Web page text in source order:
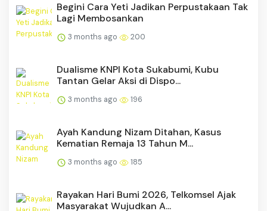
Begini Cara Yeti Jadikan Perpustakaan Tak
Lagi Membosankan
3 months ago 200
Dualisme KNPI Kota Sukabumi, Kubu
Tantan Gelar Aksi di Dispo...
3 months ago 196
Ayah Kandung Nizam Ditahan, Kasus
Kematian Remaja 13 Tahun M...
3 months ago 185
Rayakan Hari Bumi 2026, Telkomsel Ajak
Masyarakat Wujudkan A...